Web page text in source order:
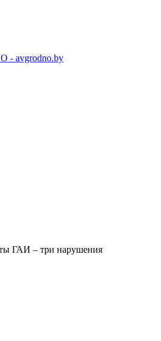
- avgrodno.by
ГАИ – три нарушения